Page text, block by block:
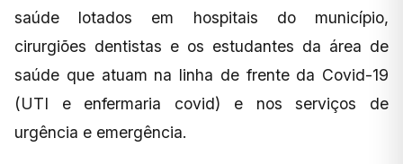
saúde lotados em hospitais do município,
cirurgiões dentistas e os estudantes da área de
saúde que atuam na linha de frente da Covid-19
(UTI e enfermaria covid) e nos serviços de
urgência e emergência.